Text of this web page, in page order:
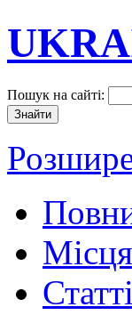
Пошук на сайті:
Статті